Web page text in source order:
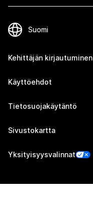
Kehittäjän kirjautuminen
Käyttöehdot
Tietosuojakäytäntö
Sivustokartta
Yksityisyysvalinnat